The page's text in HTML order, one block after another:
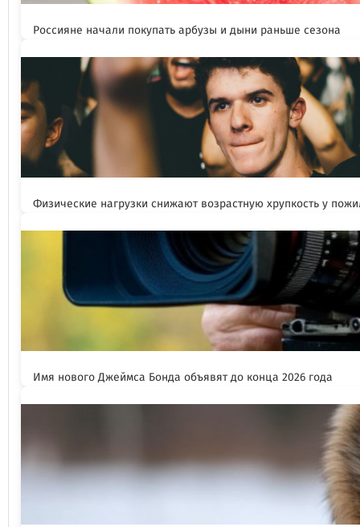
Россияне начали покупать арбузы и дыни раньше сезона
Физические нагрузки снижают возрастную хрупкость у
Имя нового Джеймса Бонда объявят до конца 2026 года